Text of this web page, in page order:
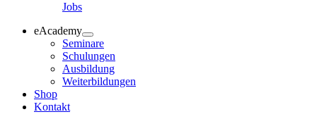
Jobs
eAcademy
Seminare
Schulungen
Ausbildung
Weiterbildungen
Shop
Kontakt